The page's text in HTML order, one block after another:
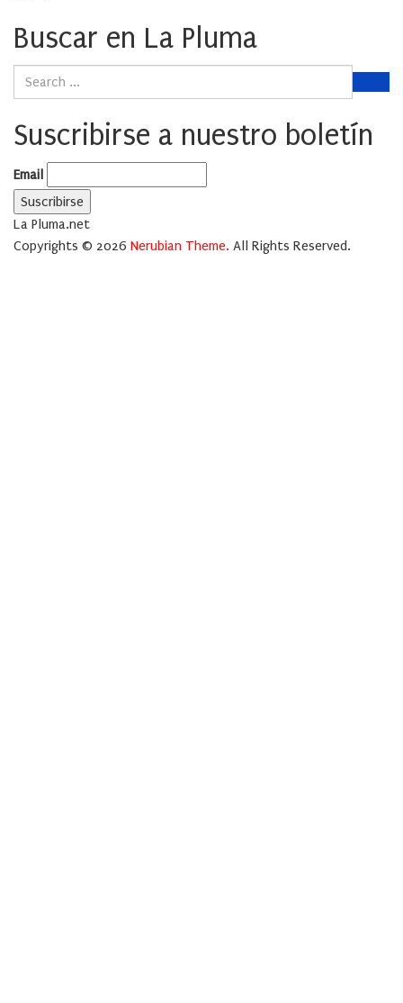
Buscar en La Pluma
Suscribirse a nuestro boletín
Email
La Pluma.net
Copyrights © 2026 Nerubian Theme. All Rights Reserved.